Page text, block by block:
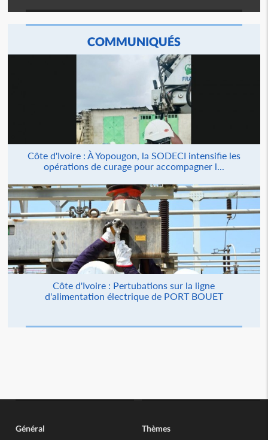
COMMUNIQUÉS
Côte d'Ivoire : À Yopougon, la SODECI intensifie les
opérations de curage pour accompagner l...
Côte d'Ivoire : Pertubations sur la ligne
d'alimentation électrique de PORT BOUET
Général Thèmes